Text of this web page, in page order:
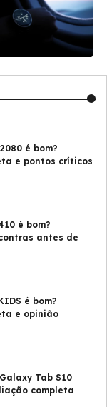
é bom?
e pontos críticos
é bom?
antes de
é bom?
e opinião
Tab S10
completa